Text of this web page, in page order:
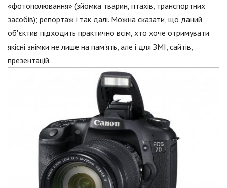
«фотополювання» (зйомка тварин, птахів, транспортних
засобів); репортаж і так далі. Можна сказати, що даний
об'єктив підходить практично всім, хто хоче отримувати
якісні знімки не лише на пам'ять, але і для ЗМІ, сайтів,
презентацій.